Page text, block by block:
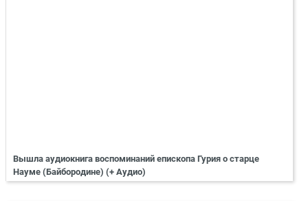
Вышла аудиокнига воспоминаний епископа Гурия о старце
Науме (Байбородине) (+ Аудио)